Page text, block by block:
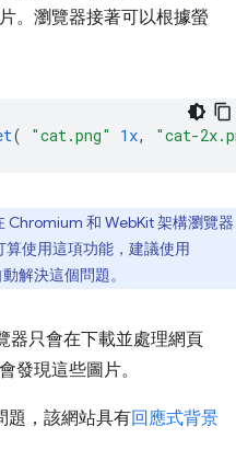
。瀏覽器接著可以根據螢
( "cat.png" 1x, "cat-
Chromium 和 WebKit 架構瀏覽器
使用這項功能，建議使用
解決這個問題。
器只會在下載並處理網頁
發現這些圖片。
題，該網站具有回應式背景